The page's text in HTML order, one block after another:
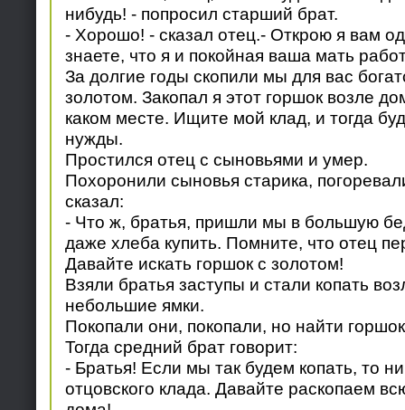
нибудь! - попросил старший брат.
- Хорошо! - сказал отец.- Открою я вам
знаете, что я и покойная ваша мать
За долгие годы скопили мы для вас
золотом. Закопал я этот горшок возле
каком месте. Ищите мой клад, и тогда
нужды.
Простился отец с сыновьями и умер.
Похоронили сыновья старика,
сказал:
- Что ж, братья, пришли мы в большую
даже хлеба купить. Помните, что отец
Давайте искать горшок с золотом!
Взяли братья заступы и стали копать
небольшие ямки.
Покопали они, покопали, но найти
Тогда средний брат говорит:
- Братья! Если мы так будем копать, то
отцовского клада. Давайте раскопаем